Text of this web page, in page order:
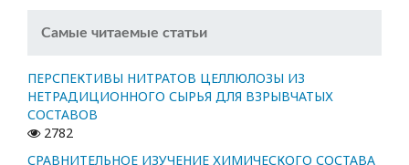
Самые читаемые статьи
ПЕРСПЕКТИВЫ НИТРАТОВ ЦЕЛЛЮЛОЗЫ ИЗ
НЕТРАДИЦИОННОГО СЫРЬЯ ДЛЯ ВЗРЫВЧАТЫХ
СОСТАВОВ
2782
СРАВНИТЕЛЬНОЕ ИЗУЧЕНИЕ ХИМИЧЕСКОГО СОСТАВА